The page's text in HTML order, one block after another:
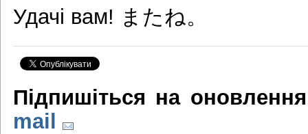
Удачі вам! またね。
Підпишіться на оновлення
mail